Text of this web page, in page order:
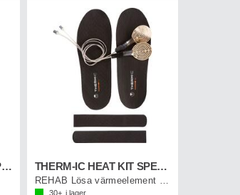
THERM-IC HEAT FLAT SPECIAL CARE THERM-IC HEAT KIT SPECIAL CARE
30+ i lager